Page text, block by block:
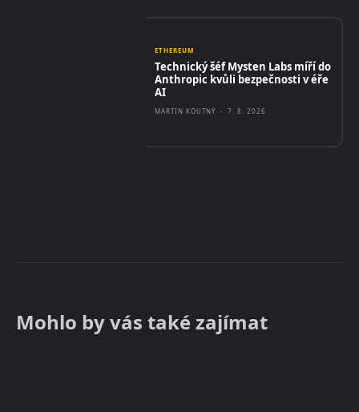
ETHEREUM
Technický šéf Mysten Labs míří do
Anthropic kvůli bezpečnosti v éře
AI
MARTIN KOUTNÝ - 7. 8. 2026
Mohlo by vás také zajímat